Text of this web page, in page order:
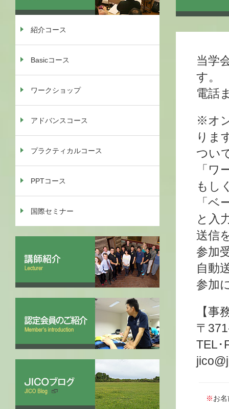
当学
す。
電話
※オ
りま
つい
「
もし
「ベ
と入
送信
参加
自動
参加
【事
〒
TEL･
紹介コース
Basicコース
ワークショップ
アドバンスコース
プラクティカルコース
PPTコース
国際セミナー